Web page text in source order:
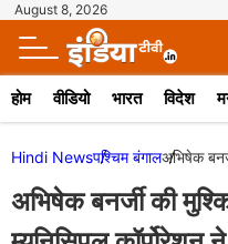
August 8, 2026
होम वीडियो भारत विदेश
Hindi Newsपश्चिम बंगालअभिषेक
अभिषेक बनर्जी की